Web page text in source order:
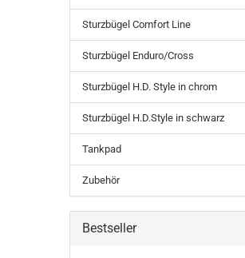
Sturzbügel Comfort Line
Sturzbügel Enduro/Cross
Sturzbügel H.D. Style in chrom
Sturzbügel H.D.Style in schwarz
Tankpad
Zubehör
Bestseller